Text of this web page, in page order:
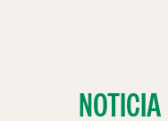
NOTICIA